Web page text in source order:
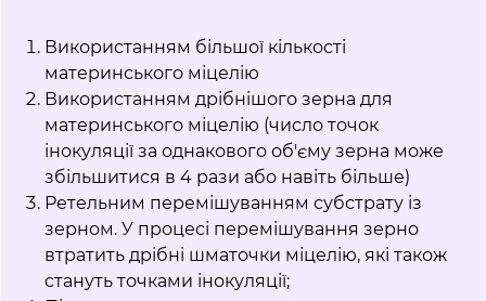
Використанням більшої кількості
материнського міцелію
Використанням дрібнішого зерна для
материнського міцелію (число точок
інокуляції за однакового об'єму зерна може
збільшитися в 4 рази або навіть більше)
Ретельним перемішуванням субстрату із
зерном. У процесі перемішування зерно
втратить дрібні шматочки міцелію, які також
стануть точками інокуляції;